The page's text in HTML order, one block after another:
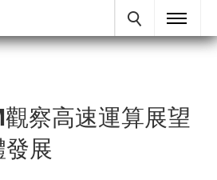
察高速運算展望
展